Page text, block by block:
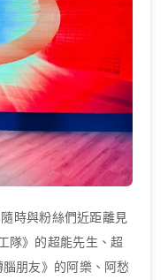
時與粉絲們近距離見
隊》的超能先生、超
朋友》的阿樂、阿愁